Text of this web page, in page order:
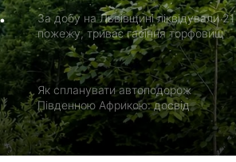
За добу на Львівщині ліквідували 21
пожежу, триває гасіння торфовищ
Як спланувати автоподорож
Південною Африкою: досвід
місячного роуд-трипу